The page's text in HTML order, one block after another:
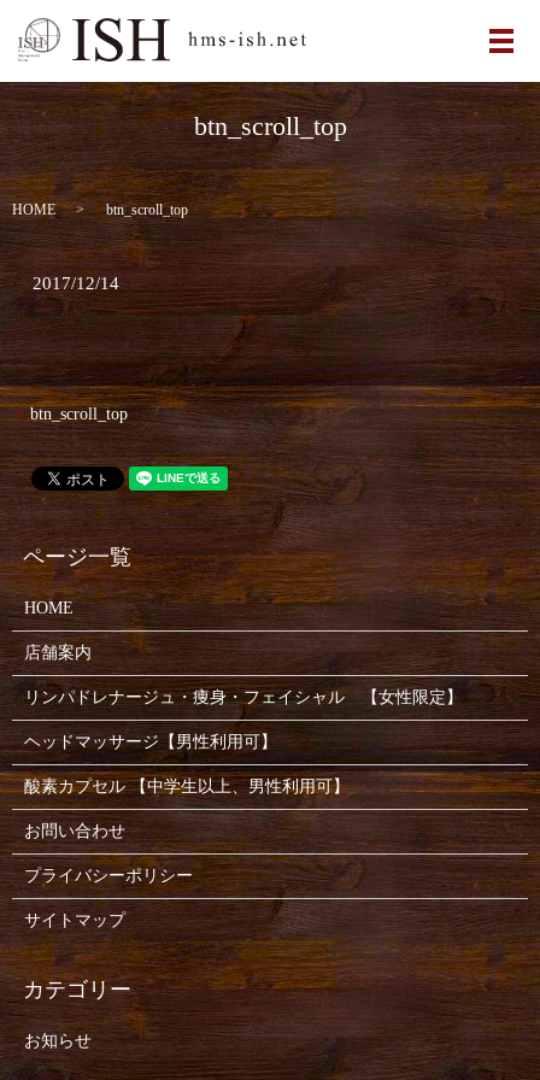
メ
btn_scroll_top
HOME btn_scroll_top
2017/12/14
btn_scroll_top
HOME
店舗案内
リンパドレナージュ・痩身・フェイシャル 【女性限定】
ヘッドマッサージ【男性利用可】
酸素カプセル 【中学生以上、男性利用可】
お問い合わせ
プライバシーポリシー
サイトマップ
お知らせ